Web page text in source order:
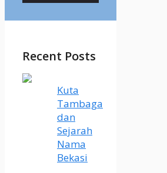
Recent Posts
Kuta
Tambaga
dan
Sejarah
Nama
Bekasi